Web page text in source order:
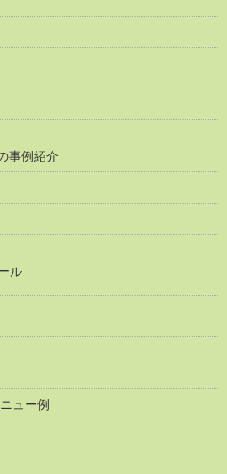
事例紹介
ル
ュー例